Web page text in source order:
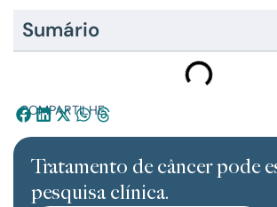
Sumário
COMPARTILHE:
Tratamento de câncer pode
pesquisa clínica.